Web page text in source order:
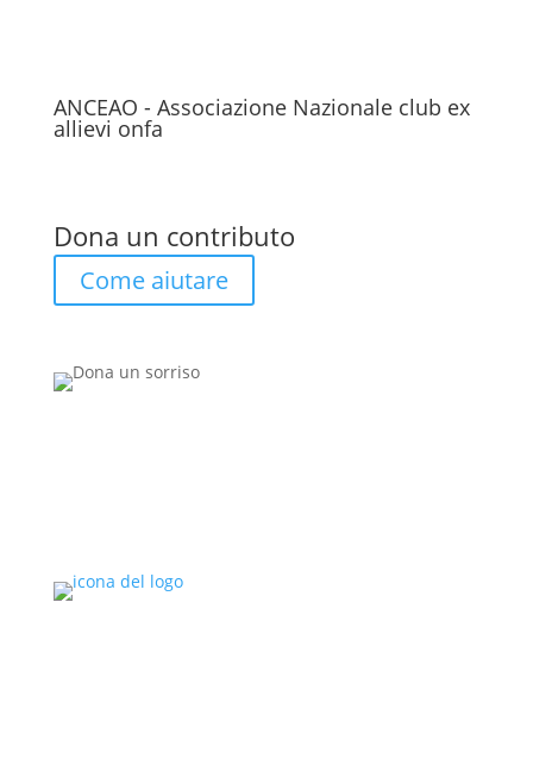
ANCEAO - Associazione Nazionale club ex
allievi onfa
Dona un contributo
Come aiutare